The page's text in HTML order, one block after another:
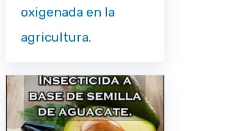
oxigenada en la
agricultura.